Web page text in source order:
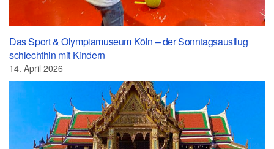
Das Sport & Olympiamuseum Köln – der Sonntagsausflug
schlechthin mit Kindern
14. April 2026